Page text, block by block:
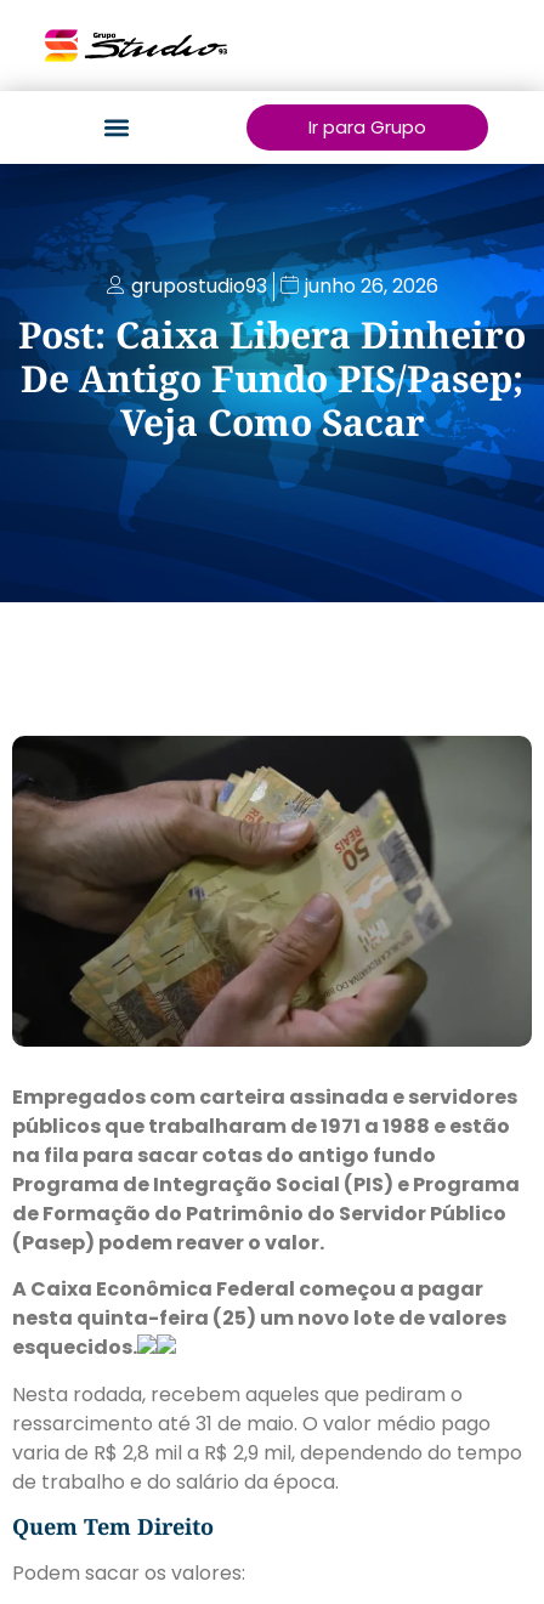
Ir para Grupo
grupostudio93 junho 26, 2026
Post: Caixa Libera Dinheiro
De Antigo Fundo PIS/Pasep;
Veja Como Sacar
Empregados com carteira assinada e servidores
públicos que trabalharam de 1971 a 1988 e estão
na fila para sacar cotas do antigo fundo
Programa de Integração Social (PIS) e Programa
de Formação do Patrimônio do Servidor Público
(Pasep) podem reaver o valor.
A Caixa Econômica Federal começou a pagar
nesta quinta-feira (25) um novo lote de valores
esquecidos.
Nesta rodada, recebem aqueles que pediram o
ressarcimento até 31 de maio. O valor médio pago
varia de R$ 2,8 mil a R$ 2,9 mil, dependendo do tempo
de trabalho e do salário da época.
Quem Tem Direito
Podem sacar os valores: